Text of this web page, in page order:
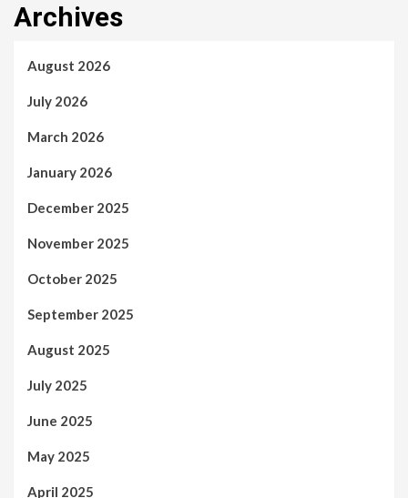
Archives
August 2026
July 2026
March 2026
January 2026
December 2025
November 2025
October 2025
September 2025
August 2025
July 2025
June 2025
May 2025
April 2025